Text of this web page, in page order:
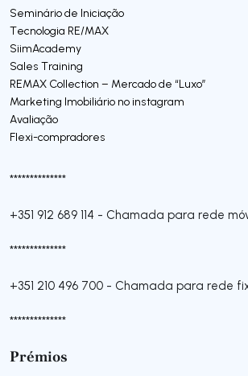
Seminário de Iniciação
Tecnologia RE/MAX
SiimAcademy
Sales Training
REMAX Collection – Mercado de “Luxo”
Marketing Imobiliário no instagram
Avaliação
Flexi-compradores
**************
+351 912 689 114 - Chamada para rede
**************
+351 210 496 700 - Chamada para rede
**************
Prémios